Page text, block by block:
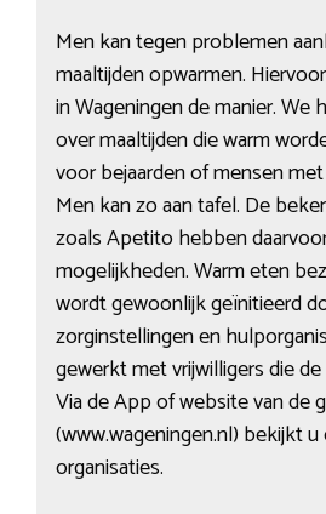
Men kan tegen problemen
maaltijden opwarmen.
in Wageningen de manier. We
over maaltijden die warm
voor bejaarden of mensen
Men kan zo aan tafel. De
zoals Apetito hebben
mogelijkheden. Warm eten
wordt gewoonlijk geïnitieerd
zorginstellingen en
gewerkt met vrijwilligers die
Via de App of website van de
(www.wageningen.nl) bekijkt
organisaties.